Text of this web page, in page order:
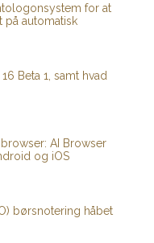
for at
automatisk
Beta 1, samt hvad
AI Browser
og iOS
børsnotering håbet